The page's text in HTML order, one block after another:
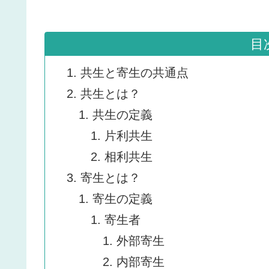
目
共生と寄生の共通点
共生とは？
共生の定義
片利共生
相利共生
寄生とは？
寄生の定義
寄生者
外部寄生
内部寄生